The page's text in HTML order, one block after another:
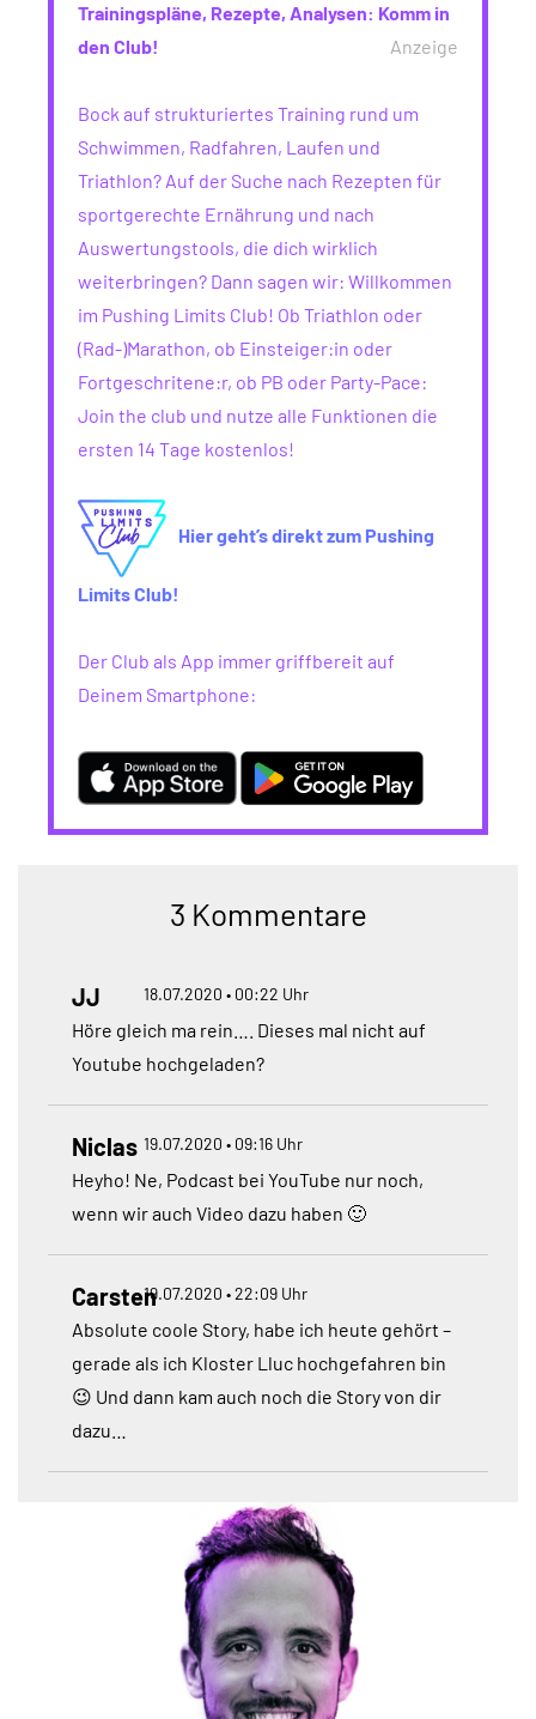
Trainingspläne, Rezepte, Analysen: Komm in
den Club!
Anzeige
Bock auf strukturiertes Training rund um
Schwimmen, Radfahren, Laufen und
Triathlon? Auf der Suche nach Rezepten für
sportgerechte Ernährung und nach
Auswertungstools, die dich wirklich
weiterbringen? Dann sagen wir: Willkommen
im Pushing Limits Club! Ob Triathlon oder
(Rad-)Marathon, ob Einsteiger:in oder
Fortgeschritene:r, ob PB oder Party-Pace:
Join the club und nutze alle Funktionen die
ersten 14 Tage kostenlos!
Hier geht’s direkt zum Pushing
Limits Club!
Der Club als App immer griffbereit auf
Deinem Smartphone:
3 Kommentare
JJ 18.07.2020 • 00:22 Uhr
Höre gleich ma rein…. Dieses mal nicht auf
Youtube hochgeladen?
Niclas 19.07.2020 • 09:16 Uhr
Heyho! Ne, Podcast bei YouTube nur noch,
wenn wir auch Video dazu haben 🙂
Carsten19.07.2020 • 22:09 Uhr
Absolute coole Story, habe ich heute gehört –
gerade als ich Kloster Lluc hochgefahren bin
😉 Und dann kam auch noch die Story von dir
dazu…